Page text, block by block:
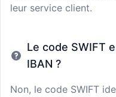
leur service client.
Le code SWIFT
IBAN ?
Non, le code SWIFT